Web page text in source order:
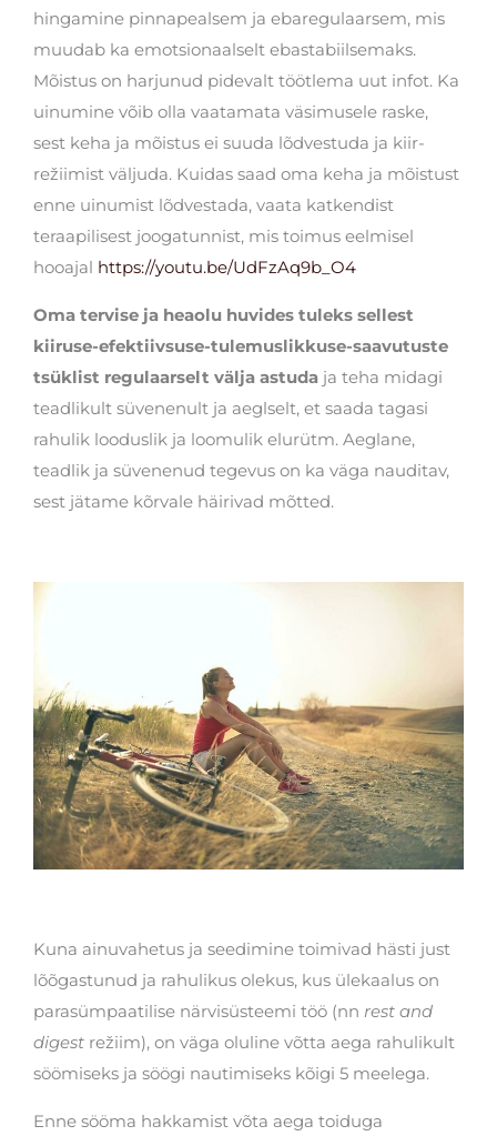
hingamine pinnapealsem ja ebaregulaarsem, mis
muudab ka emotsionaalselt ebastabiilsemaks.
Mõistus on harjunud pidevalt töötlema uut infot. Ka
uinumine võib olla vaatamata väsimusele raske,
sest keha ja mõistus ei suuda lõdvestuda ja kiir-
režiimist väljuda. Kuidas saad oma keha ja mõistust
enne uinumist lõdvestada, vaata katkendist
teraapilisest joogatunnist, mis toimus eelmisel
hooajal https://youtu.be/UdFzAq9b_O4
Oma tervise ja heaolu huvides tuleks sellest
kiiruse-efektiivsuse-tulemuslikkuse-saavutuste
tsüklist regulaarselt välja astuda ja teha midagi
teadlikult süvenenult ja aeglselt, et saada tagasi
rahulik looduslik ja loomulik elurütm. Aeglane,
teadlik ja süvenenud tegevus on ka väga nauditav,
sest jätame kõrvale häirivad mõtted.
Kuna ainuvahetus ja seedimine toimivad hästi just
lõõgastunud ja rahulikus olekus, kus ülekaalus on
parasümpaatilise närvisüsteemi töö (nn rest and
digest režiim), on väga oluline võtta aega rahulikult
söömiseks ja söögi nautimiseks kõigi 5 meelega.
Enne sööma hakkamist võta aega toiduga